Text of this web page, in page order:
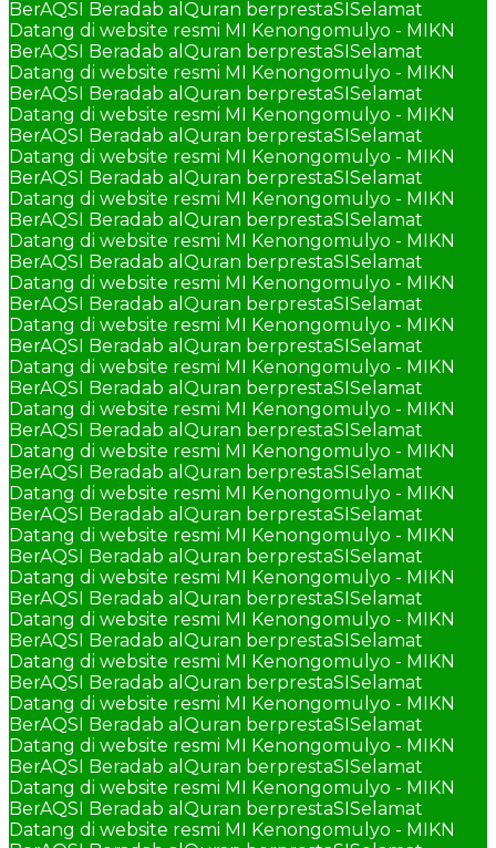
BerAQSI Beradab alQuran berprestaSISelamat
Datang di website resmi MI Kenongomulyo - MIKN
BerAQSI Beradab alQuran berprestaSISelamat
Datang di website resmi MI Kenongomulyo - MIKN
BerAQSI Beradab alQuran berprestaSISelamat
Datang di website resmi MI Kenongomulyo - MIKN
BerAQSI Beradab alQuran berprestaSISelamat
Datang di website resmi MI Kenongomulyo - MIKN
BerAQSI Beradab alQuran berprestaSISelamat
Datang di website resmi MI Kenongomulyo - MIKN
BerAQSI Beradab alQuran berprestaSISelamat
Datang di website resmi MI Kenongomulyo - MIKN
BerAQSI Beradab alQuran berprestaSISelamat
Datang di website resmi MI Kenongomulyo - MIKN
BerAQSI Beradab alQuran berprestaSISelamat
Datang di website resmi MI Kenongomulyo - MIKN
BerAQSI Beradab alQuran berprestaSISelamat
Datang di website resmi MI Kenongomulyo - MIKN
BerAQSI Beradab alQuran berprestaSISelamat
Datang di website resmi MI Kenongomulyo - MIKN
BerAQSI Beradab alQuran berprestaSISelamat
Datang di website resmi MI Kenongomulyo - MIKN
BerAQSI Beradab alQuran berprestaSISelamat
Datang di website resmi MI Kenongomulyo - MIKN
BerAQSI Beradab alQuran berprestaSISelamat
Datang di website resmi MI Kenongomulyo - MIKN
BerAQSI Beradab alQuran berprestaSISelamat
Datang di website resmi MI Kenongomulyo - MIKN
BerAQSI Beradab alQuran berprestaSISelamat
Datang di website resmi MI Kenongomulyo - MIKN
BerAQSI Beradab alQuran berprestaSISelamat
Datang di website resmi MI Kenongomulyo - MIKN
BerAQSI Beradab alQuran berprestaSISelamat
Datang di website resmi MI Kenongomulyo - MIKN
BerAQSI Beradab alQuran berprestaSISelamat
Datang di website resmi MI Kenongomulyo - MIKN
BerAQSI Beradab alQuran berprestaSISelamat
Datang di website resmi MI Kenongomulyo - MIKN
BerAQSI Beradab alQuran berprestaSISelamat
Datang di website resmi MI Kenongomulyo - MIKN